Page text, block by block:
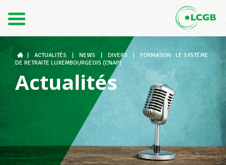
DE
Le LCGB
Structures syndicales
ACTUALITÉS NEWS DIVERS
FORMATION : LE SYSTÈME
DE RETRAITE LUXEMBOURGEOIS (CNAP)
Actualités